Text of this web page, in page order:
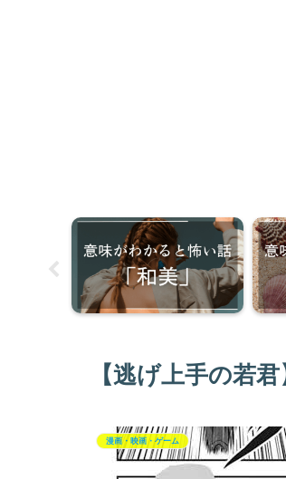
【逃げ上手の若
漫画・映画・ゲーム